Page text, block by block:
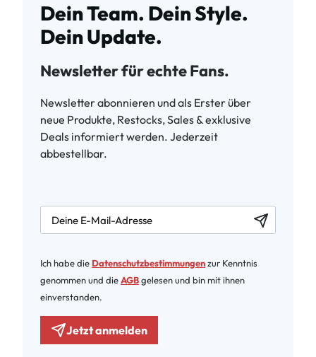
Dein Team. Dein Style.
Dein Update.
Newsletter für echte Fans.
Newsletter abonnieren und als Erster über
neue Produkte, Restocks, Sales & exklusive
Deals informiert werden. Jederzeit
abbestellbar.
newsletter.labelEmail
Ich habe die Datenschutzbestimmungenzur Kenntnis
genommen und dieAGBgelesen und bin mit ihnen
einverstanden.
Jetzt anmelden